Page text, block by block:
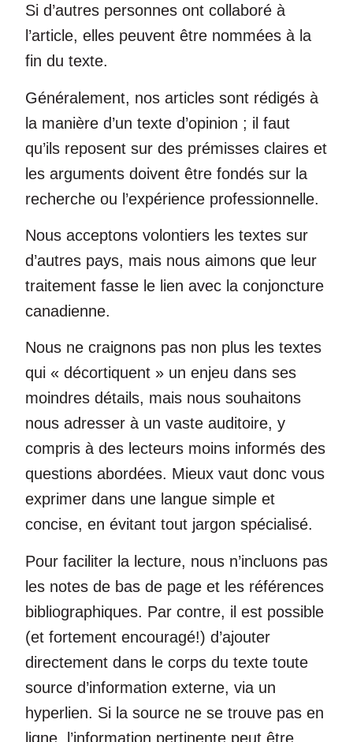
Si d’autres personnes ont collaboré à
l’article, elles peuvent être nommées à la
fin du texte.
Généralement, nos articles sont rédigés à
la manière d’un texte d’opinion ; il faut
qu’ils reposent sur des prémisses claires et
les arguments doivent être fondés sur la
recherche ou l’expérience professionnelle.
Nous acceptons volontiers les textes sur
d’autres pays, mais nous aimons que leur
traitement fasse le lien avec la conjoncture
canadienne.
Nous ne craignons pas non plus les textes
qui « décortiquent » un enjeu dans ses
moindres détails, mais nous souhaitons
nous adresser à un vaste auditoire, y
compris à des lecteurs moins informés des
questions abordées. Mieux vaut donc vous
exprimer dans une langue simple et
concise, en évitant tout jargon spécialisé.
Pour faciliter la lecture, nous n’incluons pas
les notes de bas de page et les références
bibliographiques. Par contre, il est possible
(et fortement encouragé!) d’ajouter
directement dans le corps du texte toute
source d’information externe, via un
hyperlien. Si la source ne se trouve pas en
ligne, l’information pertinente peut être